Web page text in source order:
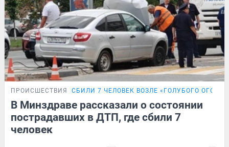
ПРОИСШЕСТВИЯ СБИЛИ 7 ЧЕЛОВЕК ВОЗЛЕ «ГОЛУБОГО
В Минздраве рассказали о состоянии
пострадавших в ДТП, где сбили 7
человек